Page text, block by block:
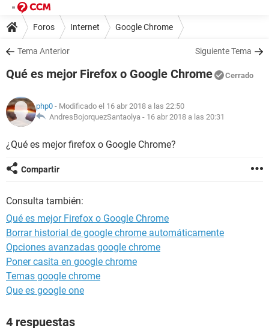
Foros Internet Google Chrome
Tema Anterior Siguiente Tema
Qué es mejor Firefox o Google Chrome Cerrado
php0 - Modificado el 16 abr 2018 a las 22:50
AndresBojorquezSantaolya - 16 abr 2018 a las 20:31
¿Qué es mejor firefox o Google Chrome?
Compartir
Consulta también:
Qué es mejor Firefox o Google Chrome
Borrar historial de google chrome automáticamente
Opciones avanzadas google chrome
Poner casita en google chrome
Temas google chrome
Que es google one
4 respuestas